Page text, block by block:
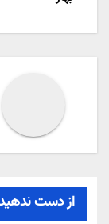
نوشته
از دست